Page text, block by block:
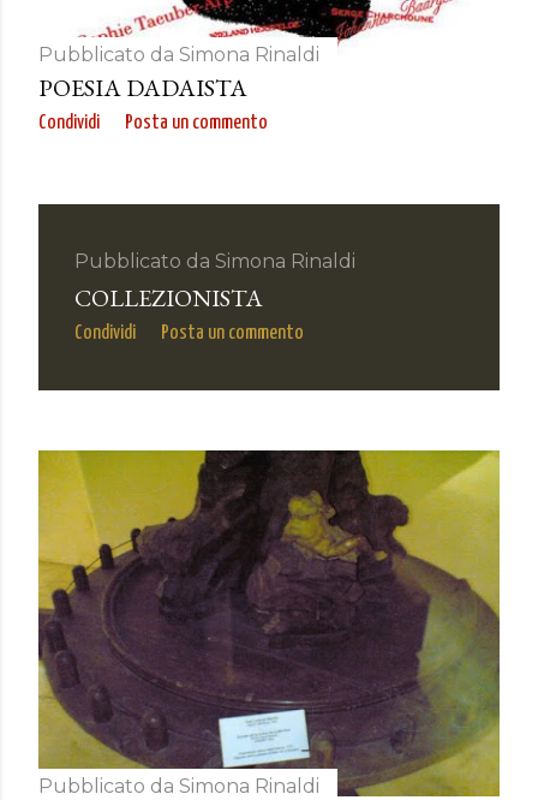
Pubblicato da Simona Rinaldi
POESIA DADAISTA
Condividi Posta un commento
Pubblicato da Simona Rinaldi
COLLEZIONISTA
Condividi Posta un commento
Pubblicato da Simona Rinaldi